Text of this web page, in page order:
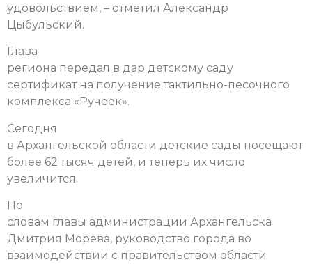
удовольствием, – отметил Александр
Цыбульский.
Глава
региона передал в дар детскому саду
сертификат на получение тактильно-песочного
комплекса «Ручеек».
Сегодня
в Архангельской области детские сады посещают
более 62 тысяч детей, и теперь их число
увеличится.
По
словам главы администрации Архангельска
Дмитрия Морева, руководство города во
взаимодействии с правительством области